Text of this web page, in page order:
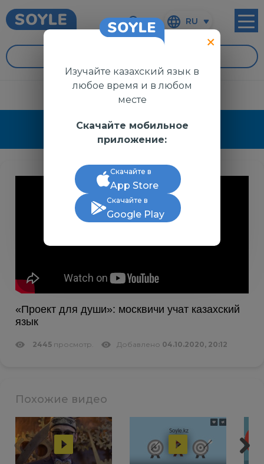
RU
СМОТРИМ
«Проект для души»: москвичи учат казахский
язык
2445 просмотр. Добавлено 04.10.2020, 20:12
Похожие видео
Изучайте казахский язык в
любое время и в любом
месте
Скачайте мобильное
приложение:
Скачайте в
App Store
Скачайте в
Google Play